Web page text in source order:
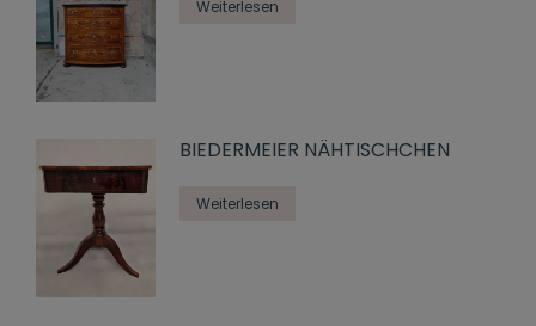
Weiterlesen
BIEDERMEIER NÄHTISCHCHEN
Weiterlesen